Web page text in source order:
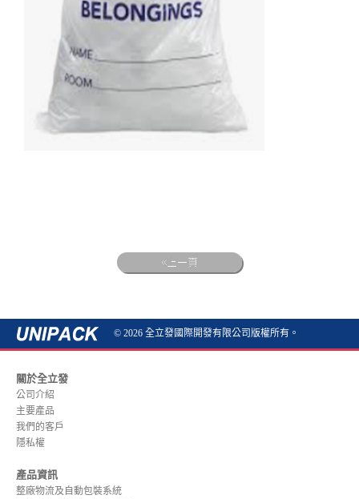
上一頁
© 2026 全立發國際開發有限公司版權所有。
關於全立發
公司介紹
主要產品
我們的客戶
隱私權
產品資訊
整廠物流及自動包裝系統